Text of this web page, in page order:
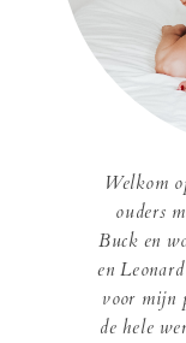
Welkom
ouders
Buck en
en
voor mijn
de hele